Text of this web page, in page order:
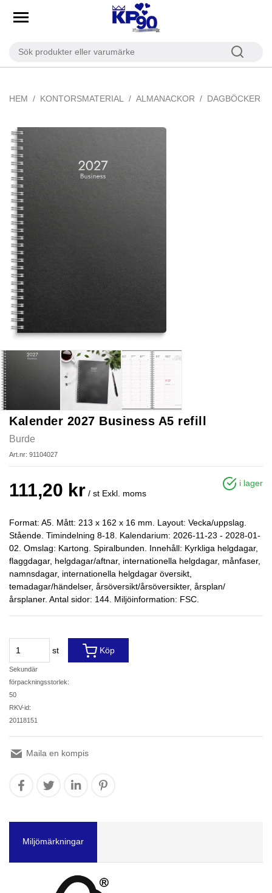
HEM KONTORSMATERIAL ALMANACKOR DAGBÖCKER
Kalender 2027 Business A5 refill
Burde
Art.nr: 91104027
111,20 kr / st Exkl. moms
i lager
Format: A5. Mått: 213 x 162 x 16 mm. Layout: Vecka/uppslag.
Stående. Timindelning 8-18. Kalendarium: 2026-11-23 - 2028-01-
02. Omslag: Kartong. Spiralbunden. Innehåll: Kyrkliga helgdagar,
flaggdagar, helgdagar/aftnar, internationella helgdagar, månfaser,
namnsdagar, internationella helgdagar översikt,
temadagar/händelser, årsöversikt/årsöversikter, årsplan/
årsplaner. Antal sidor: 144. Miljöinformation: FSC.
st
Sekundär
förpackningsstorlek:
50
RKV-id:
20118151
Köp
Maila en kompis
Miljömärkningar